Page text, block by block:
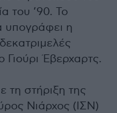
του ’90. Το
υπογράφει η
Γιούρι Έβερχαρτς.
τη στήριξη της
Νιάρχος (ΙΣΝ)